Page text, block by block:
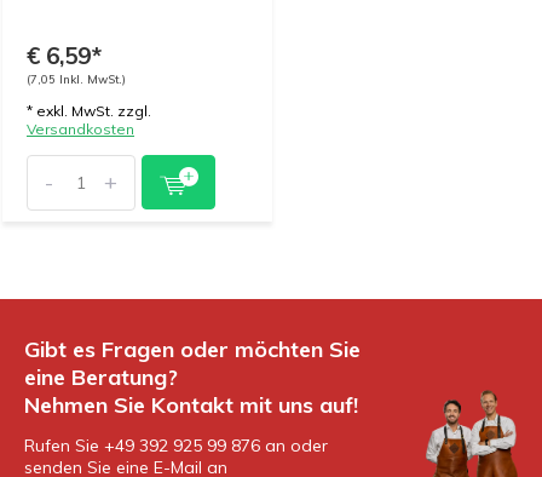
€ 6,59*
(7,05 Inkl. MwSt.)
* exkl. MwSt. zzgl.
Versandkosten
- +
Gibt es Fragen oder möchten Sie
eine Beratung?
Nehmen Sie Kontakt mit uns auf!
Rufen Sie +49 392 925 99 876 an oder
senden Sie eine E-Mail an